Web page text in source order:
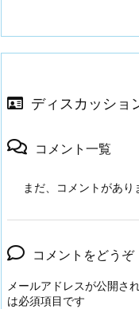
ディスカッショ
コメント一覧
まだ、コメントがあり
コメントをどうぞ
メールアドレスが公開さ
は必須項目です